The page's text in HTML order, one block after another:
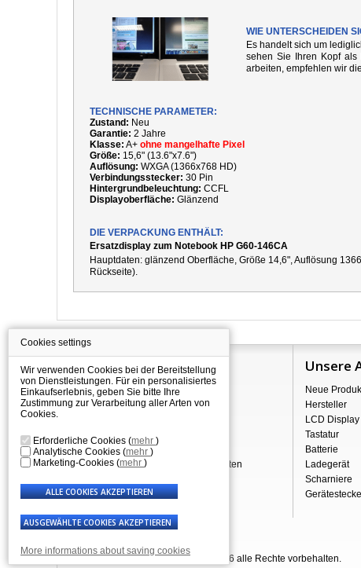
WIE UNTERSCHEIDEN
Es handelt sich um
sehen Sie Ihren Kopf als
arbeiten, empfehlen wir
TECHNISCHE PARAMETER:
Zustand: Neu
Garantie: 2 Jahre
Klasse: A+ ohne mangelhafte Pixel
Größe: 15,6" (13.6"x7.6")
Auflösung: WXGA (1366x768 HD)
Verbindungsstecker: 30 Pin
Hintergrundbeleuchtung: CCFL
Displayoberfläche: Glänzend
DIE VERPACKUNG ENTHÄLT:
Ersatzdisplay zum Notebook HP G60-146CA
Hauptdaten: g länzend Oberfläche, Größe 14,6", Auflösung
Rückseite).
Information
Über Shopping
Versand
Reklamation & Widerrufsrecht
Geschäftsbedingungen
Verarbeitung personenbezogener Daten
Unsere
Neue
Hersteller
LCD Display
Tastatur
Batterie
Ladegerät
Scharniere
© Laptop-Components.de 2007 - 2026 alle Rechte vorbehalten.
Cookies settings
Wir verwenden Cookies bei der Bereitstellung
von Dienstleistungen. Für ein personalisiertes
Einkaufserlebnis, geben Sie bitte Ihre
Zustimmung zur Verarbeitung aller Arten von
Cookies.
Erforderliche Cookies (mehr )
Analytische Cookies (mehr )
Marketing-Cookies (mehr )
More informations about saving cookies